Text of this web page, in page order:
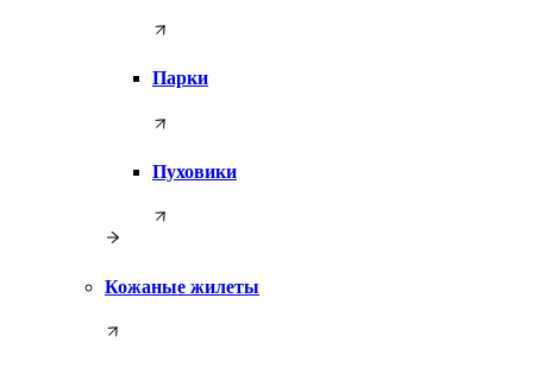
Парки
Пуховики
Кожаные жилеты